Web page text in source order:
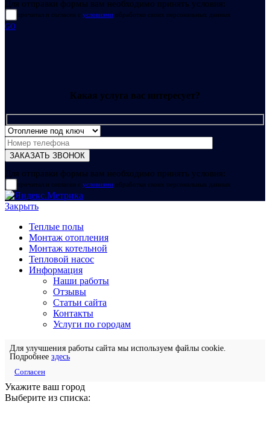
Для отправки формы вам необходимо принять условия:
прочитал и согласен с условиями обработки своих персональных данных
GO
Какая услуга вас интересует?
Для отправки формы вам необходимо принять условия:
прочитал и согласен с условиями обработки своих персональных данных
Закрыть
Теплые полы
Монтаж отопления
Монтаж котельной
Тепловой насос
Информация
Наши работы
Отзывы
Статьи сайта
Контакты
Услуги по городам
Для улучшения работы сайта мы используем файлы cookie.
Подробнее здесь
Согласен
Укажите ваш город
Выберите из списка: